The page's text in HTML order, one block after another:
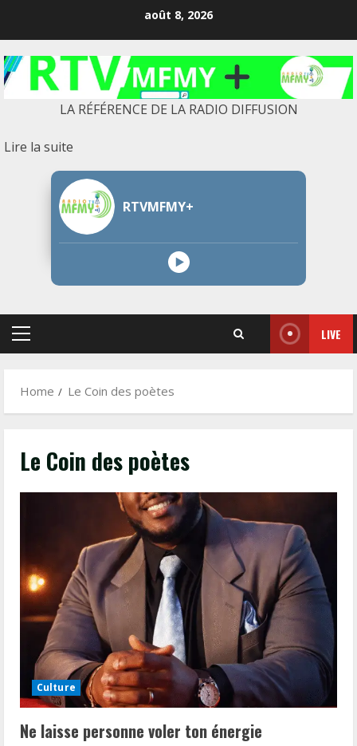
content
août 8, 2026
LA RÉFÉRENCE DE LA RADIO DIFFUSION
Lire la suite
Ne
laisse
personne
voler
RTVMFMY+
Primary
LIVE
Home Le Coin des poètes
Le Coin des poètes
Culture
Ne laisse personne voler ton énergie